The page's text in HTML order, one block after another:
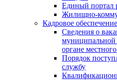
Единый портал
Жилищно-
Кадровое
Сведения о
органе
Порядок
службу